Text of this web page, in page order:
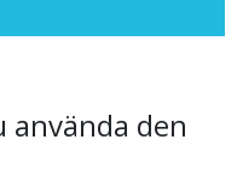
använda den